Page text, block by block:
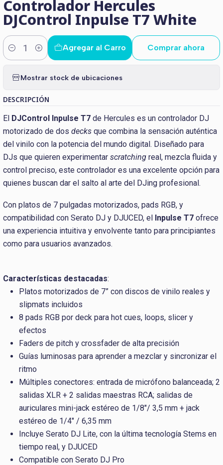
Controlador Hercules
DJControl Inpulse T7 White
Cantidad
Agregar al Carro Comprar ahora
Mostrar stock de ubicaciones
DESCRIPCIÓN
El DJControl Inpulse T7 de Hercules es un controlador DJ
motorizado de dos decks que combina la sensación auténtica
del vinilo con la potencia del mundo digital. Diseñado para
DJs que quieren experimentar scratching real, mezcla fluida y
control preciso, este controlador es una excelente opción para
quienes buscan dar el salto al arte del DJing profesional.
Con platos de 7 pulgadas motorizados, pads RGB, y
compatibilidad con Serato DJ y DJUCED, el Inpulse T7 ofrece
una experiencia intuitiva y envolvente tanto para principiantes
como para usuarios avanzados.
Características destacadas:
Platos motorizados de 7” con discos de vinilo reales y
slipmats incluidos
8 pads RGB por deck para hot cues, loops, slicer y
efectos
Faders de pitch y crossfader de alta precisión
Guías luminosas para aprender a mezclar y sincronizar el
ritmo
Múltiples conectores: entrada de micrófono balanceada; 2
salidas XLR + 2 salidas maestras RCA; salidas de
auriculares mini-jack estéreo de 1/8"/ 3,5 mm + jack
estéreo de 1/4" / 6,35 mm
Incluye Serato DJ Lite, con la última tecnología Stems en
tiempo real, y DJUCED
Compatible con Serato DJ Pro